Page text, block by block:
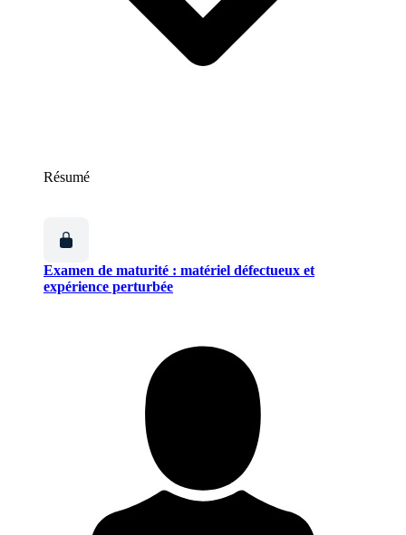
Résumé
Examen de maturité : matériel défectueux et
expérience perturbée